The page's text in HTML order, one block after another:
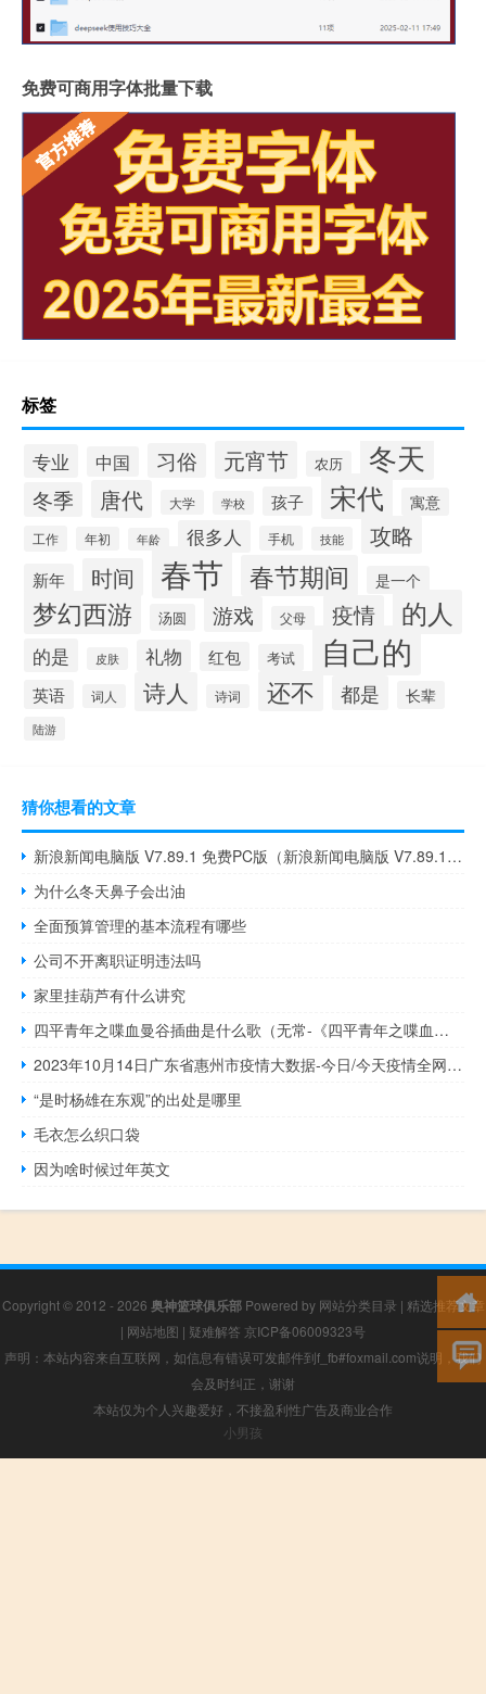
免费可商用字体批量下载
标签
专业 中国 习俗 元宵节 农历 冬天
冬季 唐代 大学 学校 孩子 宋代 寓意
工作 年初 年龄 很多人 手机 技能 攻略
新年 时间 春节 春节期间 是一个
梦幻西游 汤圆 游戏 父母 疫情 的人
的是 皮肤 礼物 红包 考试 自己的
英语 词人 诗人 诗词 还不 都是 长辈
陆游
猜你想看的文章
新浪新闻电脑版 V7.89.1 免费PC版（新浪新闻电脑版 V7.89.1 免费PC版功能简介）
为什么冬天鼻子会出油
全面预算管理的基本流程有哪些
公司不开离职证明违法吗
家里挂葫芦有什么讲究
四平青年之喋血曼谷插曲是什么歌（无常-《四平青年之喋血曼谷》电影主题曲简介）
2023年10月14日广东省惠州市疫情大数据-今日/今天疫情全网搜索最新实时消息动态情况通知播报
“是时杨雄在东观”的出处是哪里
毛衣怎么织口袋
因为啥时候过年英文
Copyright © 2012 - 2026 奥神篮球俱乐部Powered by 网站分类目录 | 精选推荐文章
| 网站地图 | 疑难解答 京ICP备06009323号
声明：本站内容来自互联网，如信息有错误可发邮件到f_fb#foxmail.com说明，我们
会及时纠正，谢谢
本站仅为个人兴趣爱好，不接盈利性广告及商业合作
小男孩